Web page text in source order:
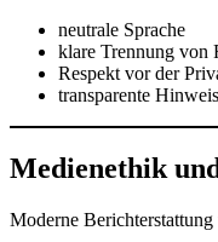
neutrale Sprache
klare Trennung von
Respekt vor der
transparente
Medienethik
Moderne